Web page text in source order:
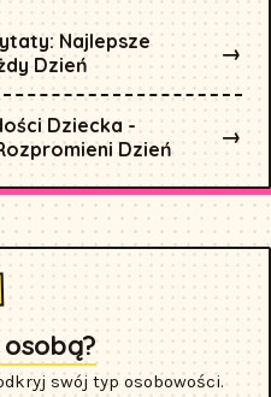
Najlepsze
Dzień
→
Dziecka -
Dzień
→
swój typ osobowości.